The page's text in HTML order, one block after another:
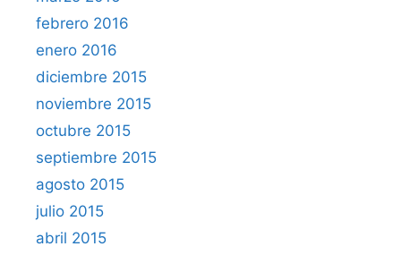
febrero 2016
enero 2016
diciembre 2015
noviembre 2015
octubre 2015
septiembre 2015
agosto 2015
julio 2015
abril 2015